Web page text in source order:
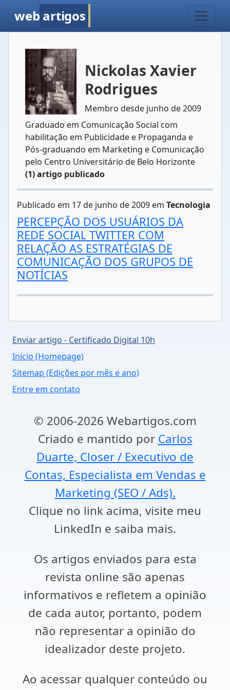
web artigos
Nickolas Xavier
Rodrigues
Membro desde junho de 2009
Graduado em Comunicação Social com
habilitação em Publicidade e Propaganda e
Pós-graduando em Marketing e Comunicação
pelo Centro Universitário de Belo Horizonte
(1) artigo publicado
Publicado em 17 de junho de 2009 em Tecnologia
PERCEPÇÃO DOS USUÁRIOS DA
REDE SOCIAL TWITTER COM
RELAÇÃO AS ESTRATÉGIAS DE
COMUNICAÇÃO DOS GRUPOS DE
NOTÍCIAS
Enviar artigo - Certificado Digital 10h
Início (Homepage)
Sitemap (Edições por mês e ano)
Entre em contato
© 2006-2026 Webartigos.com
Criado e mantido por Carlos
Duarte, Closer / Executivo de
Contas, Especialista em Vendas e
Marketing (SEO / Ads).
Clique no link acima, visite meu
LinkedIn e saiba mais.
Os artigos enviados para esta
revista online são apenas
informativos e refletem a opinião
de cada autor, portanto, podem
não representar a opinião do
idealizador deste projeto.
Ao acessar qualquer conteúdo ou